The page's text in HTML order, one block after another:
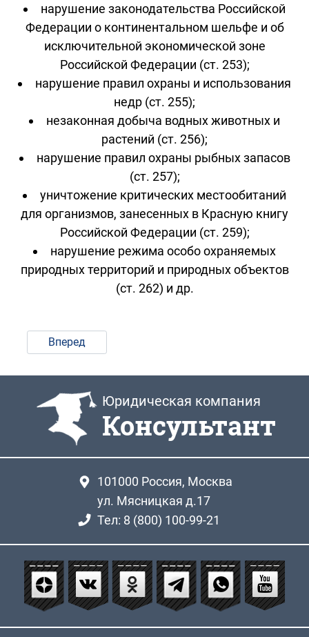
нарушение законодательства Российской
Федерации о континентальном шельфе и об
исключительной экономической зоне
Российской Федерации (ст. 253);
нарушение правил охраны и использования
недр (ст. 255);
незаконная добыча водных животных и
растений (ст. 256);
нарушение правил охраны рыбных запасов
(ст. 257);
уничтожение критических местообитаний
для организмов, занесенных в Красную книгу
Российской Федерации (ст. 259);
нарушение режима особо охраняемых
природных территорий и природных объектов
(ст. 262) и др.
Вперед
Юридическая компания
Консультант
101000 Россия, Москва
ул. Мясницкая д.17
Тел: 8 (800) 100-99-21